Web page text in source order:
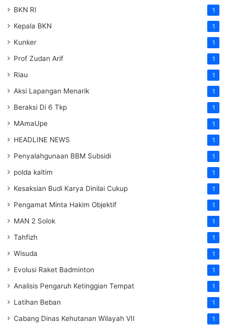
BKN RI 1
Kepala BKN 1
Kunker 1
Prof Zudan Arif 1
Riau 1
Aksi Lapangan Menarik 1
Beraksi Di 6 Tkp 1
MAmaUpe 1
HEADLINE NEWS 1
Penyalahgunaan BBM Subsidi 1
polda kaltim 1
Kesaksian Budi Karya Dinilai Cukup 1
Pengamat Minta Hakim Objektif 1
MAN 2 Solok 1
Tahfizh 1
Wisuda 1
Evolusi Raket Badminton 1
Analisis Pengaruh Ketinggian Tempat 1
Latihan Beban 1
Cabang Dinas Kehutanan Wilayah VII 1